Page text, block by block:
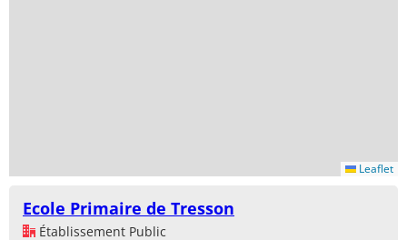
Leaflet
Ecole Primaire de Tresson
Établissement Public